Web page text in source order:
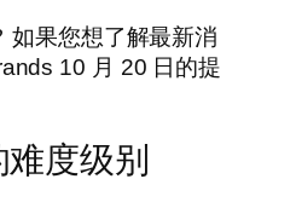
如果您想了解最新消
10 月 20 日的提
度级别